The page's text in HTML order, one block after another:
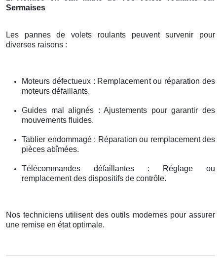
Sermaises
Les pannes de volets roulants peuvent survenir pour
diverses raisons :
Moteurs défectueux : Remplacement ou réparation des
moteurs défaillants.
Guides mal alignés : Ajustements pour garantir des
mouvements fluides.
Tablier endommagé : Réparation ou remplacement des
pièces abîmées.
Télécommandes défaillantes : Réglage ou
remplacement des dispositifs de contrôle.
Nos techniciens utilisent des outils modernes pour assurer
une remise en état optimale.